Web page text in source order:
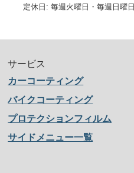
定休日: 毎週火曜日・毎週日曜日
サービス
カーコーティング
バイクコーティング
プロテクションフィルム
サイドメニュー一覧